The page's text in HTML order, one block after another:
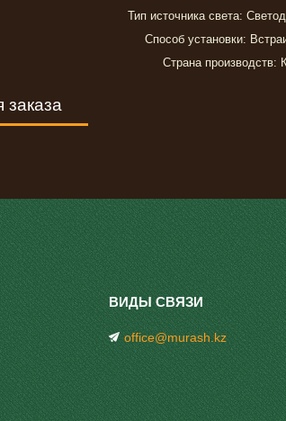
Тип источника света:
Способ установки:
Страна производств:
office@murash.kz